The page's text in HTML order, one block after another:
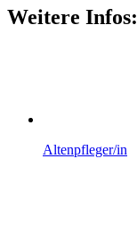
Weitere Infos:
Altenpfleger/in